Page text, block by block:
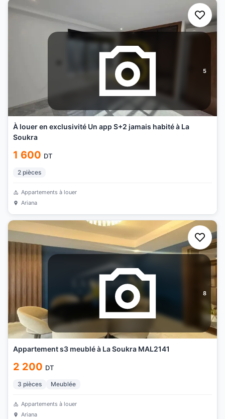
5
À louer en exclusivité Un app S+2 jamais habité à La
Soukra
1 600 DT
2 pièces
Appartements à louer
Ariana
8
Appartement s3 meublé à La Soukra MAL2141
2 200 DT
3 pièces Meublée
Appartements à louer
Ariana